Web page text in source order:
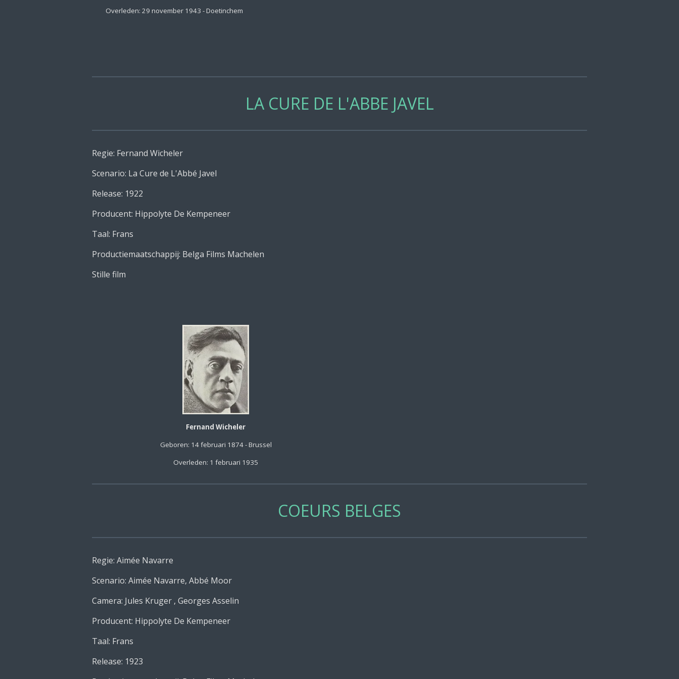
Overleden: 29 november 1943 - Doetinchem
LA CURE DE L'ABBE JAVEL
Regie: Fernand Wicheler
Scenario: La Cure de L'Abbé Javel
Release: 1922
Producent: Hippolyte De Kempeneer
Taal: Frans
Productiemaatschappij: Belga Films Machelen
Stille film
Fernand Wicheler
Geboren: 14 februari 1874 - Brussel
Overleden: 1 februari 1935
COEURS BELGES
Regie: Aimée Navarre
Scenario: Aimée Navarre, Abbé Moor
Camera: Jules Kruger , Georges Asselin
Producent: Hippolyte De Kempeneer
Taal: Frans
Release: 1923